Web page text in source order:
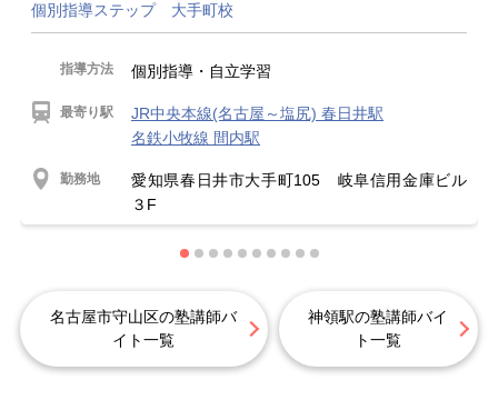
個別指導ステップ 大手町校
指導方法 個別指導・自立学習
最寄り駅
JR中央本線(名古屋～塩尻) 春日井駅
名鉄小牧線 間内駅
勤務地
愛知県春日井市大手町105 岐阜信用金庫ビル
３F
名古屋市守山区の塾講師バ
イト一覧
神領駅の塾講師バイ
ト一覧